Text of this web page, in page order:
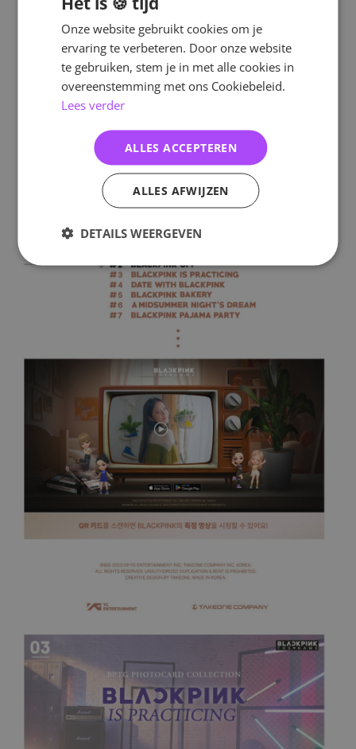
Onze website gebruikt cookies om je
ervaring te verbeteren. Door onze website
te gebruiken, stem je in met alle cookies in
overeenstemming met ons Cookiebeleid.
Lees verder
ALLES ACCEPTEREN
ALLES AFWIJZEN
DETAILS WEERGEVEN